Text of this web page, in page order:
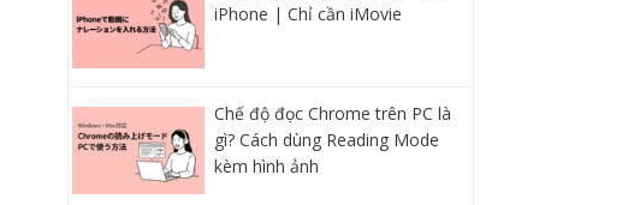
iPhone | Chỉ cần iMovie
Chế độ đọc Chrome trên PC là
gì? Cách dùng Reading Mode
kèm hình ảnh